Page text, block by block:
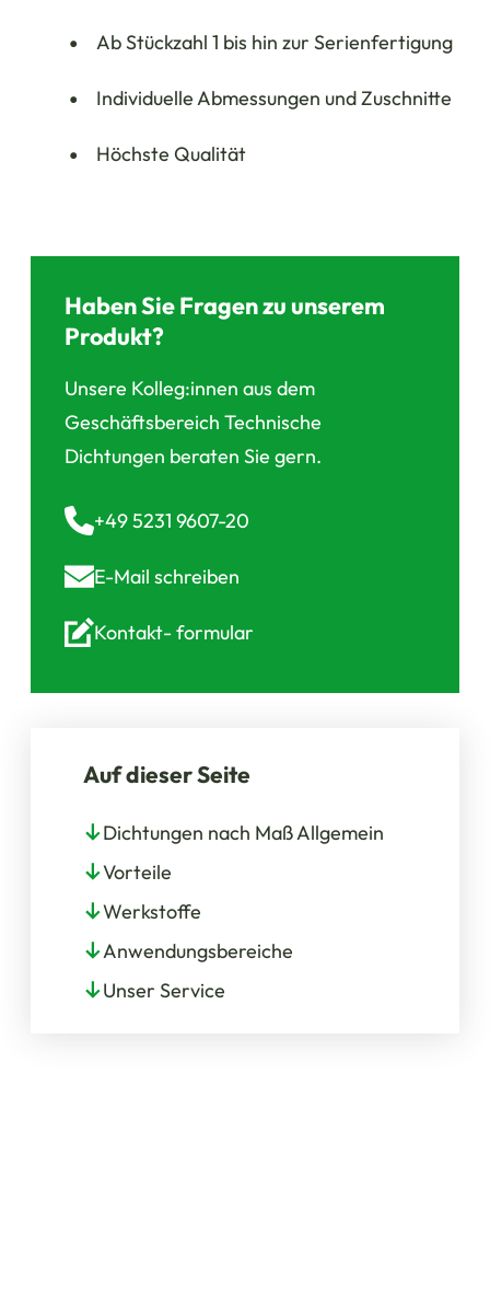
Ab Stückzahl 1 bis hin zur Serienfertigung
Individuelle Abmessungen und Zuschnitte
Höchste Qualität
Haben Sie Fragen zu unserem
Produkt?
Unsere Kolleg:innen aus dem
Geschäftsbereich Technische
Dichtungen beraten Sie gern.
+49 5231 9607-20
E-Mail schreiben
Kontakt-formular
Auf dieser Seite
Dichtungen nach Maß Allgemein
Vorteile
Werkstoffe
Anwendungsbereiche
Unser Service